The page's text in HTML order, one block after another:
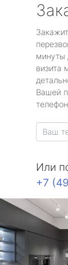
минуты
визита
Вашей
Или
+7